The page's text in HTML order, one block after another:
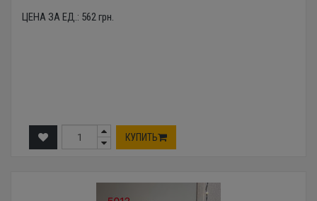
ЦЕНА ЗА ЕД.: 562грн.
КУПИТЬ